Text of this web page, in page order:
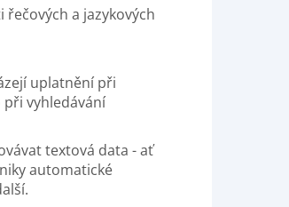
řečových a jazykových
uplatnění při
vyhledávání
textová data - ať
automatické